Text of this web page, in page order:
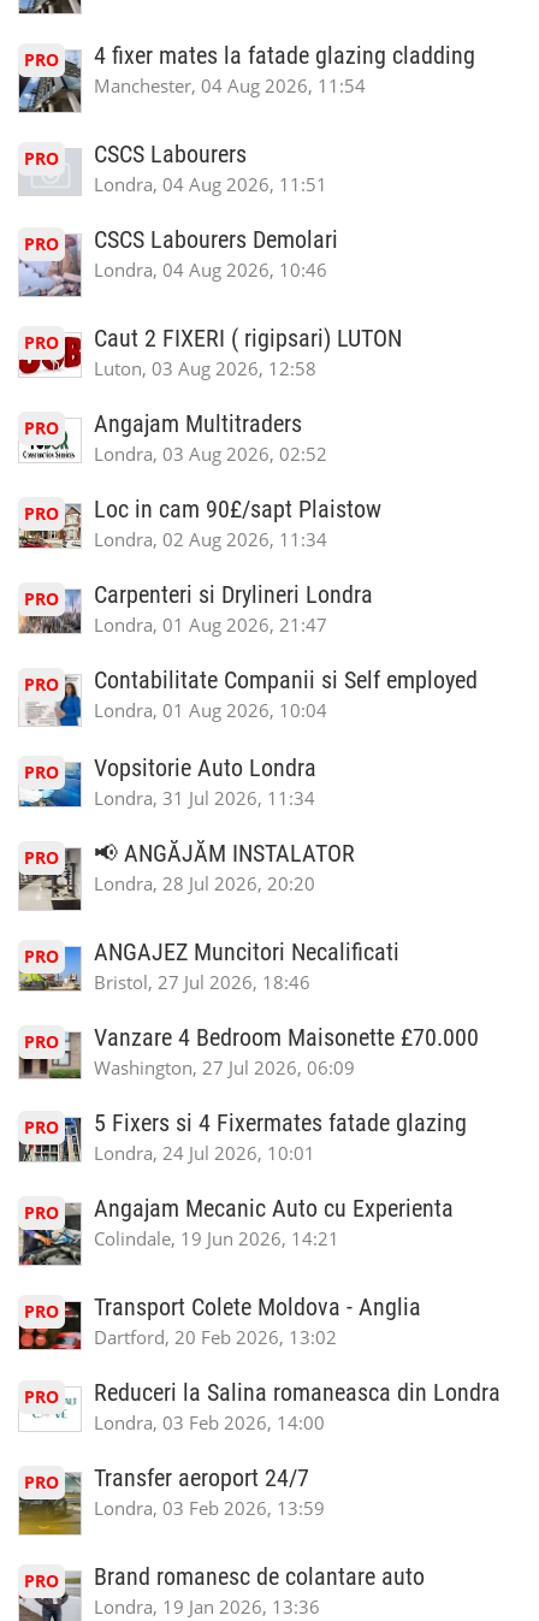
PRO 4 fixer mates la fatade glazing cladding
Manchester, 04 Aug 2026, 11:54
PRO CSCS Labourers
Londra, 04 Aug 2026, 11:51
PRO CSCS Labourers Demolari
Londra, 04 Aug 2026, 10:46
PRO Caut 2 FIXERI ( rigipsari) LUTON
Luton, 03 Aug 2026, 12:58
PRO Angajam Multitraders
Londra, 03 Aug 2026, 02:52
PRO Loc in cam 90£/sapt Plaistow
Londra, 02 Aug 2026, 11:34
PRO Carpenteri si Drylineri Londra
Londra, 01 Aug 2026, 21:47
PRO Contabilitate Companii si Self employed
Londra, 01 Aug 2026, 10:04
PRO Vopsitorie Auto Londra
Londra, 31 Jul 2026, 11:34
PRO 📢 ANGĂJĂM INSTALATOR
Londra, 28 Jul 2026, 20:20
PRO ANGAJEZ Muncitori Necalificati
Bristol, 27 Jul 2026, 18:46
PRO Vanzare 4 Bedroom Maisonette £70.000
Washington, 27 Jul 2026, 06:09
PRO 5 Fixers si 4 Fixermates fatade glazing
Londra, 24 Jul 2026, 10:01
PRO Angajam Mecanic Auto cu Experienta
Colindale, 19 Jun 2026, 14:21
PRO Transport Colete Moldova - Anglia
Dartford, 20 Feb 2026, 13:02
PRO Reduceri la Salina romaneasca din Londra
Londra, 03 Feb 2026, 14:00
PRO Transfer aeroport 24/7
Londra, 03 Feb 2026, 13:59
PRO Brand romanesc de colantare auto
Londra, 19 Jan 2026, 13:36